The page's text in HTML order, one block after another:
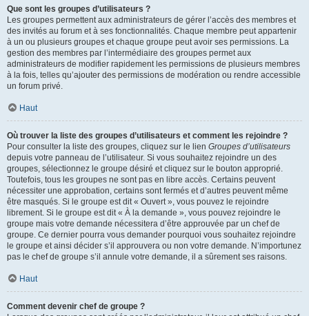
Que sont les groupes d’utilisateurs ?
Les groupes permettent aux administrateurs de gérer l’accès des membres et
des invités au forum et à ses fonctionnalités. Chaque membre peut appartenir
à un ou plusieurs groupes et chaque groupe peut avoir ses permissions. La
gestion des membres par l’intermédiaire des groupes permet aux
administrateurs de modifier rapidement les permissions de plusieurs membres
à la fois, telles qu’ajouter des permissions de modération ou rendre accessible
un forum privé.
Haut
Où trouver la liste des groupes d’utilisateurs et comment les rejoindre ?
Pour consulter la liste des groupes, cliquez sur le lien Groupes d’utilisateurs
depuis votre panneau de l’utilisateur. Si vous souhaitez rejoindre un des
groupes, sélectionnez le groupe désiré et cliquez sur le bouton approprié.
Toutefois, tous les groupes ne sont pas en libre accès. Certains peuvent
nécessiter une approbation, certains sont fermés et d’autres peuvent même
être masqués. Si le groupe est dit « Ouvert », vous pouvez le rejoindre
librement. Si le groupe est dit « À la demande », vous pouvez rejoindre le
groupe mais votre demande nécessitera d’être approuvée par un chef de
groupe. Ce dernier pourra vous demander pourquoi vous souhaitez rejoindre
le groupe et ainsi décider s’il approuvera ou non votre demande. N’importunez
pas le chef de groupe s’il annule votre demande, il a sûrement ses raisons.
Haut
Comment devenir chef de groupe ?